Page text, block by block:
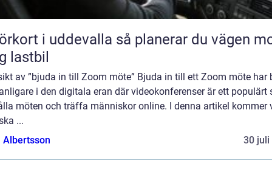
i uddevalla så planerar du vägen mot
lastbil
av ”bjuda in till Zoom möte” Bjuda in till ett Zoom möte har
i den digitala eran där videokonferenser är ett populärt
möten och träffa människor online. I denna artikel kommer
...
Albertsson
30 juli